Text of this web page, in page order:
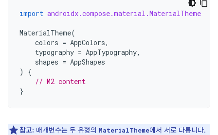
import androidx.compose.material.MaterialTheme
MaterialTheme(
colors = AppColors,
typography = AppTypography,
shapes = AppShapes
)
{
// M2 content
}
참고: 매개변수는 두 유형의 MaterialTheme에서 서로 다릅니다.